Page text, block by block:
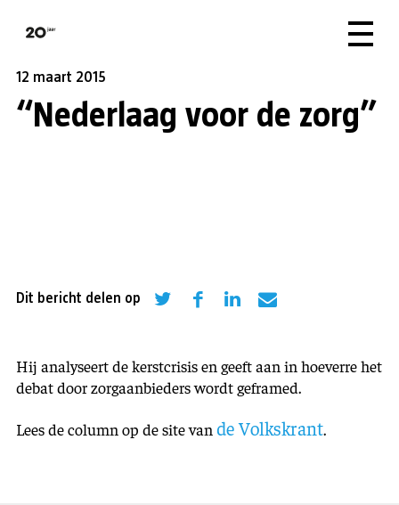
12 maart 2015
“Nederlaag voor de zorg”
Dit bericht delen op
Hij analyseert de kerstcrisis en geeft aan in hoeverre het
debat door zorgaanbieders wordt geframed.
Lees de column op de site van de Volkskrant.